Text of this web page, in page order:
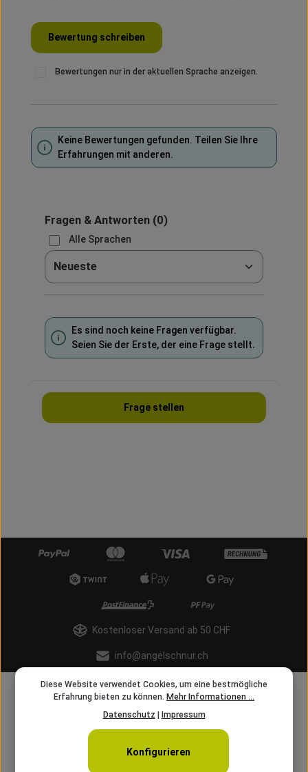
Bewertung schreiben
Bewertungen nur in der aktuellen Sprache anzeigen.
Keine Bewertungen gefunden. Teilen Sie Ihre
Erfahrungen mit anderen.
Fragen & Antworten(0)
Alle Sprachen
Sortieren nach
Es sind noch keine Fragen verfügbar.
Seien Sie der Erste, der eine Frage stellt.
Frage stellen
Kostenloser Versand ab 50 CHF
info@angelschnur.ch
Diese Website verwendet Cookies, um eine bestmögliche
Erfahrung bieten zu können. Mehr Informationen ...
Datenschutz
Impressum
Konfigurieren